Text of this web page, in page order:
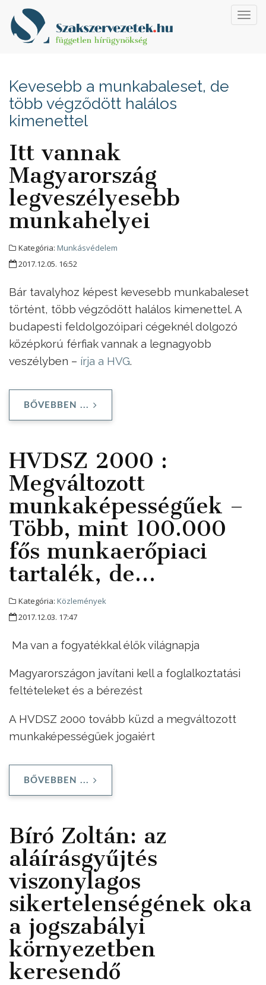
Kevesebb a munkabaleset, de
több végződött halálos
kimenettel
Itt vannak
Magyarország
legveszélyesebb
munkahelyei
Kategória: Munkásvédelem
2017.12.05. 16:52
Bár tavalyhoz képest kevesebb munkabaleset
történt, több végződött halálos kimenettel. A
budapesti feldolgozóipari cégeknél dolgozó
középkorú férfiak vannak a legnagyobb
veszélyben – írja a HVG.
BŐVEBBEN ...
HVDSZ 2000 :
Megváltozott
munkaképességűek –
Több, mint 100.000
fős munkaerőpiaci
tartalék, de…
Kategória: Közlemények
2017.12.03. 17:47
Ma van a fogyatékkal élők világnapja
Magyarországon javítani kell a foglalkoztatási
feltételeket és a bérezést
A HVDSZ 2000 tovább küzd a megváltozott
munkaképességűek jogaiért
BŐVEBBEN ...
Bíró Zoltán: az
aláírásgyűjtés
viszonylagos
sikertelenségének oka
a jogszabályi
környezetben
keresendő